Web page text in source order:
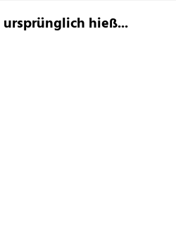
ursprünglich hieß...